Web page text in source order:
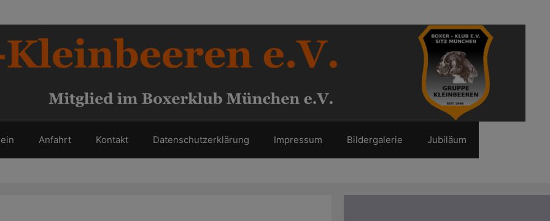
Anfahrt Kontakt Datenschutzerklärung Impressum Bildergalerie Jubiläum